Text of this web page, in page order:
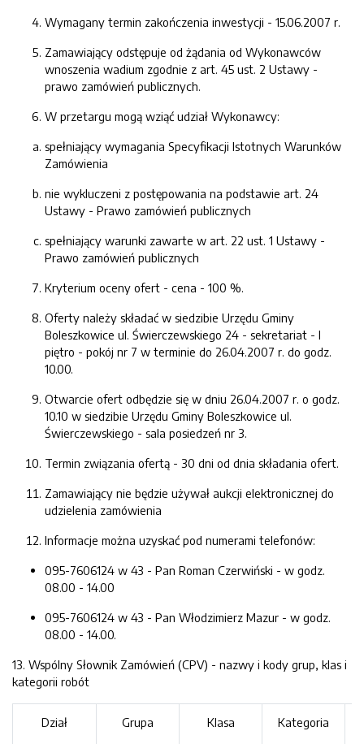
Wymagany termin zakończenia inwestycji - 15.06.2007 r.
Zamawiający odstępuje od żądania od Wykonawców
wnoszenia wadium zgodnie z art. 45 ust. 2 Ustawy -
prawo zamówień publicznych.
W przetargu mogą wziąć udział Wykonawcy:
spełniający wymagania Specyfikacji Istotnych Warunków
Zamówienia
nie wykluczeni z postępowania na podstawie art. 24
Ustawy - Prawo zamówień publicznych
spełniający warunki zawarte w art. 22 ust. 1 Ustawy -
Prawo zamówień publicznych
Kryterium oceny ofert - cena - 100 %.
Oferty należy składać w siedzibie Urzędu Gminy
Boleszkowice ul. Świerczewskiego 24 - sekretariat - I
piętro - pokój nr 7 w terminie do 26.04.2007 r. do godz.
10.00.
Otwarcie ofert odbędzie się w dniu 26.04.2007 r. o godz.
10.10 w siedzibie Urzędu Gminy Boleszkowice ul.
Świerczewskiego - sala posiedzeń nr 3.
Termin związania ofertą - 30 dni od dnia składania ofert.
Zamawiający nie będzie używał aukcji elektronicznej do
udzielenia zamówienia
Informacje można uzyskać pod numerami telefonów:
095-7606124 w 43 - Pan Roman Czerwiński - w godz.
08.00 - 14.00
095-7606124 w 43 - Pan Włodzimierz Mazur - w godz.
08.00 - 14.00.
13. Wspólny Słownik Zamówień (CPV) - nazwy i kody grup, klas i
kategorii robót
Dział Grupa Klasa Kategoria